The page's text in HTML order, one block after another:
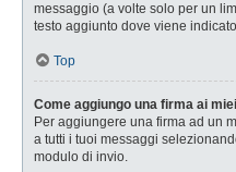
messaggio (a volte solo per un
testo aggiunto dove viene
Top
Come aggiungo una firma ai
Per aggiungere una firma ad un
a tutti i tuoi messaggi
modulo di invio.